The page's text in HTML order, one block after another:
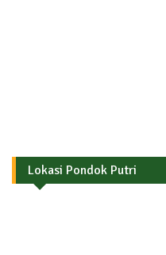
Lokasi Pondok Putri